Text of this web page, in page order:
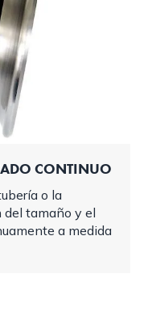
CONTINUO
o la
del tamaño y el
a medida